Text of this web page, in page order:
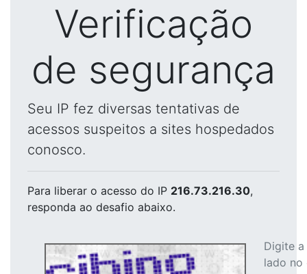
Verificação
de segurança
Seu IP fez diversas tentativas de
acessos suspeitos a sites hospedados
conosco.
Para liberar o acesso do IP 216.73.216.30,
responda ao desafio abaixo.
Digite
lado no